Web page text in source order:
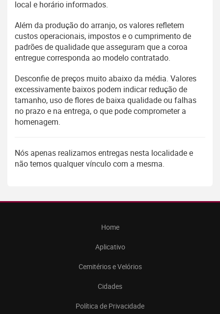
local e horário informados.
Além da produção do arranjo, os valores refletem
custos operacionais, impostos e o cumprimento de
padrões de qualidade que asseguram que a coroa
entregue corresponda ao modelo contratado.
Desconfie de preços muito abaixo da média. Valores
excessivamente baixos podem indicar redução de
tamanho, uso de flores de baixa qualidade ou falhas
no prazo e na entrega, o que pode comprometer a
homenagem.
Nós apenas realizamos entregas nesta localidade e
não temos qualquer vínculo com a mesma.
Home
Aplicativo
Cemitérios e Velórios
Cidades
Política de Privacidade